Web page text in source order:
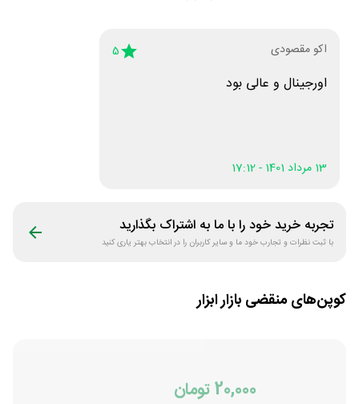
اکو مقصودی 5
اورجینال و عالی بود
13 مرداد 1401 - 17:12
تجربه خرید خود را با ما به اشتراک بگذارید
با ثبت نظرات و تجارب خود ما و سایر کاربران را در انتخاب بهتر یاری کنید
کوپن‌های منقضی بازار ابزار
20,000 تومان